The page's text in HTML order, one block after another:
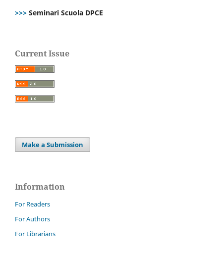
>>> Seminari Scuola DPCE
Current Issue
Make a Submission
Information
For Readers
For Authors
For Librarians